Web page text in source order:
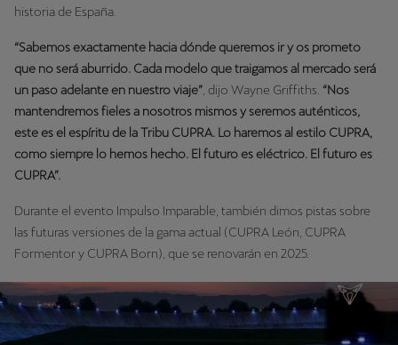
historia de España.
“Sabemos exactamente hacia dónde queremos ir y os prometo
que no será aburrido. Cada modelo que traigamos al mercado será
un paso adelante en nuestro viaje” , dijo Wayne Griffiths. “Nos
mantendremos fieles a nosotros mismos y seremos auténticos,
este es el espíritu de la Tribu CUPRA. Lo haremos al estilo CUPRA,
como siempre lo hemos hecho. El futuro es eléctrico. El futuro es
CUPRA”.
Durante el evento Impulso Imparable, también dimos pistas sobre
las futuras versiones de la gama actual (CUPRA León, CUPRA
Formentor y CUPRA Born), que se renovarán en 2025.